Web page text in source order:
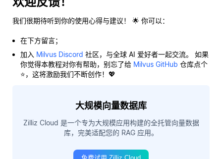
我们很期待听到你的使用心得与建议！ 🌟 你可以：
在下方留言；
加入 Milvus Discord 社区，与全球 AI 爱好者一起交流。 如果
你觉得本教程对你有帮助，别忘了给 Milvus GitHub 仓库点个
⭐，这将激励我们不断创作！💖
大规模向量数据库
Zilliz Cloud 是一个专为大规模应用构建的全托管向量数据
库，完美适配您的 RAG 应用。